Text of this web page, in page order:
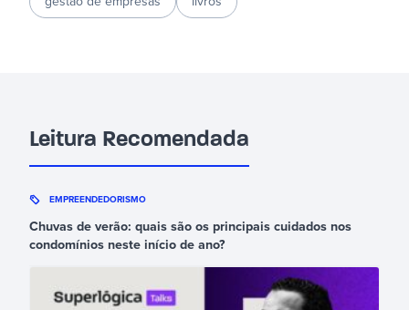
Leitura Recomendada
EMPREENDEDORISMO
Chuvas de verão: quais são os principais cuidados nos
condomínios neste início de ano?